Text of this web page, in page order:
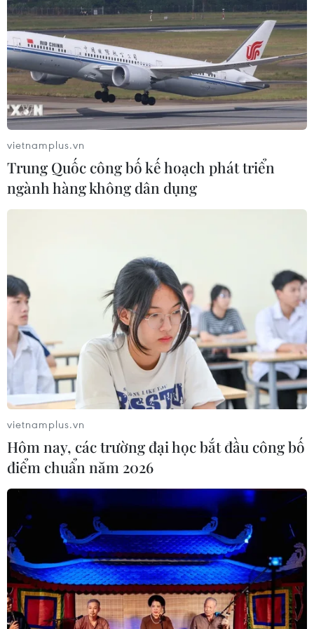
Trung Quốc nâng mức ứng phó khẩn
cấp với bão Dolphin
08/08/2026 07:10
Điện Biên từng bước hình thành thị
trường tín chỉ carbon rừng
08/08/2026 06:50
Nghệ An: Lũ cuốn cầu tạm trên sông
An Giang: Các bãi rác quá tải trong
khi dự án xử lý tập trung chậm tiến
độ
08/08/2026 05:39
Đà Nẵng tìm "lời giải bài toán" an
ninh nguồn nước
08/08/2026 05:05
Sơn La công bố tình huống khẩn cấp
về thiên tai với hai xã Muổi Nọi, Nậm
Lầu
08/08/2026 03:53
Kết luận số 75-KL/TW: Cà Mau chủ
vietnamplus.vn
Trung Quốc công bố kế hoạch phát triển
ngành hàng không dân dụng
vietnamplus.vn
Hôm nay, các trường đại học bắt đầu công bố
điểm chuẩn năm 2026